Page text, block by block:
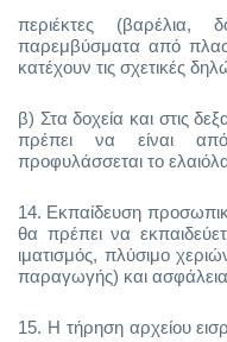
περιέκτες (βαρέλια,
παρεμβύσματα από
κατέχουν τις σχετικές
β) Στα δοχεία και στις
πρέπει να είναι
προφυλάσσεται το
14. Εκπαίδευση
θα πρέπει να
ιματισμός, πλύσιμο
παραγωγής) και
15. Η τήρηση αρχείου